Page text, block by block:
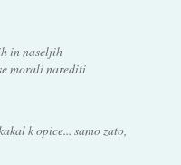
in naseljih
morali narediti
k opice... samo zato,